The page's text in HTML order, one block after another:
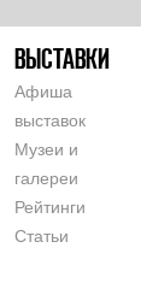
ВЫСТАВКИ
Афиша
выставок
Музеи и
галереи
Рейтинги
Статьи